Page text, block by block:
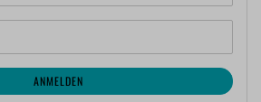
ANMELDEN